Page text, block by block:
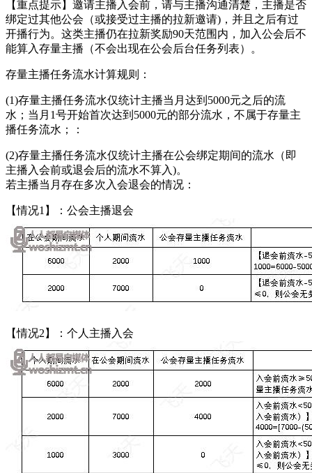
【重点提示】邀请主播入会前，请与主播沟通清楚，主播是否
绑定过其他公会（或接受过主播的拉新邀请)，并且之后有过
开播行为。这类主播仍在拉新奖励90天范围内，加入公会后不
能算入存量主播（不会出现在公会后台任务列表）。
存量主播任务流水计算规则：
(1)存量主播任务流水仅统计主播当月达到5000元之后的流
水；当月1号开始首次达到5000元的部分流水，不属于存量主
播任务流水；：
(2)存量主播任务流水仅统计主播在公会绑定期间的流水（即
主播入会前或退会后的流水不算入)。
若主播当月存在多次入会退会的情况：
【情况1】：公会主播退会
【情况2】：个人主播入会